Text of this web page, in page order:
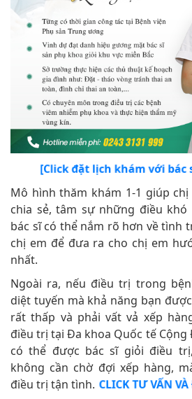
[Click đặt lịch khám với bác
Mô hình thăm khám 1-1 giúp
chia sẻ, tâm sự những điều
bác sĩ có thể nắm rõ hơn về tình
chị em để đưa ra cho chị em
nhất.
Ngoài ra, nếu điều trị trong
diệt tuyến mà khả năng bạn
rất thấp và phải vất vả xếp
điều trị tại Đa khoa Quốc tế
có thể được bác sĩ giỏi điều
không cần chờ đợi xếp hàng,
điều trị tận tình. CLICK TƯ VẤN